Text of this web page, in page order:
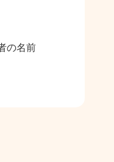
の名前